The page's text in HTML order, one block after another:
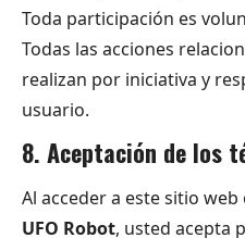
Toda participación es
Todas las acciones
realizan por iniciativa y
usuario.
8. Aceptación de los
Al acceder a este sitio
UFO Robot, usted acepta